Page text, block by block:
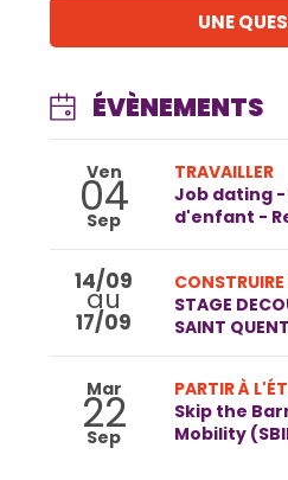
UNE
ÉVÈNEMENTS
Ven
04
Sep
TRAVAILLER
Job dating
d'enfant -
14/09
au
17/09
STAGE
SAINT
Mar
22
Sep
PARTIR À
Skip the
Mobility